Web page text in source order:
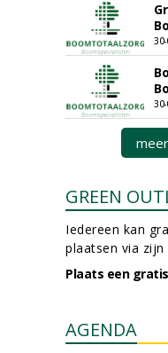
GREEN
Iedereen kan
plaatsen via
Plaats een
AGENDA